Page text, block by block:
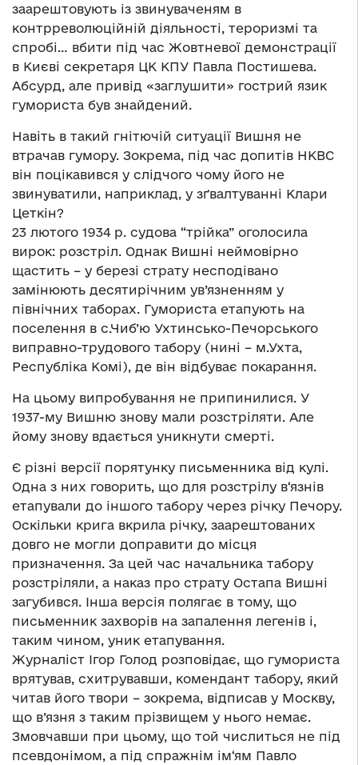
заарештовують із звинуваченям в
контрреволюційній діяльності, тероризмі та
спробі… вбити під час Жовтневої демонстрації
в Києві секретаря ЦК КПУ Павла Постишева.
Абсурд, але привід «заглушити» гострий язик
гумориста був знайдений.
Навіть в такий гнітючій ситуації Вишня не
втрачав гумору. Зокрема, під час допитів НКВС
він поцікавився у слідчого чому його не
звинуватили, наприклад, у зґвалтуванні Клари
Цеткін?
23 лютого 1934 р. судова “трійка” оголосила
вирок: розстріл. Однак Вишні неймовірно
щастить – у березі страту несподівано
замінюють десятирічним ув’язненням у
північних таборах. Гумориста етапують на
поселення в с.Чиб’ю Ухтинсько-Печорського
виправно-трудового табору (нині – м.Ухта,
Республіка Комі), де він відбуває покарання.
На цьому випробування не припинилися. У
1937-му Вишню знову мали розстріляти. Але
йому знову вдається уникнути смерті.
Є різні версії порятунку письменника від кулі.
Одна з них говорить, що для розстрілу в‘язнів
етапували до іншого табору через річку Печору.
Оскільки крига вкрила річку, заарештованих
довго не могли доправити до місця
призначення. За цей час начальника табору
розстріляли, а наказ про страту Остапа Вишні
загубився. Інша версія полягає в тому, що
письменник захворів на запалення легенів і,
таким чином, уник етапування.
Журналіст Ігор Голод розповідає, що гумориста
врятував, схитрувавши, комендант табору, який
читав його твори – зокрема, відписав у Москву,
що в’язня з таким прізвищем у нього немає.
Змовчавши при цьому, що той числиться не під
псевдонімом, а під спражнім ім‘ям Павло